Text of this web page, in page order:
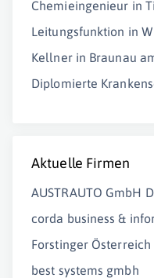
Chemieingenieur in
Leitungsfunktion in
Kellner in Braunau
Diplomierte
Aktuelle Firmen
AUSTRAUTO GmbH
corda business &
Forstinger Österreich
best systems gmbh